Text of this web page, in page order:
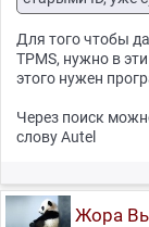
Для того чтобы
TPMS, нужно в
этого нужен
Через поиск
слову Autel
Жора